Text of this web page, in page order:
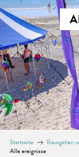
Startseite Rausgehen
Alle ereignisse